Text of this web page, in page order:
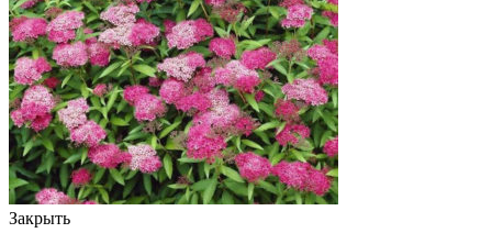
Закрыть